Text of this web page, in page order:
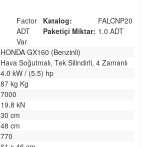
Factor Katalog:
FALCNP20
ADT Paketiçi Miktar: 1.0 ADT
Var
HONDA GX160 (Benzinli)
Hava Soğutmalı, Tek Silindirli, 4 Zamanlı
4.0 kW / (5.5) hp
87 kg Kg
7000
19.8 kN
30 cm
48 cm
770